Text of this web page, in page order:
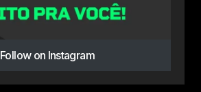
Follow on Instagram